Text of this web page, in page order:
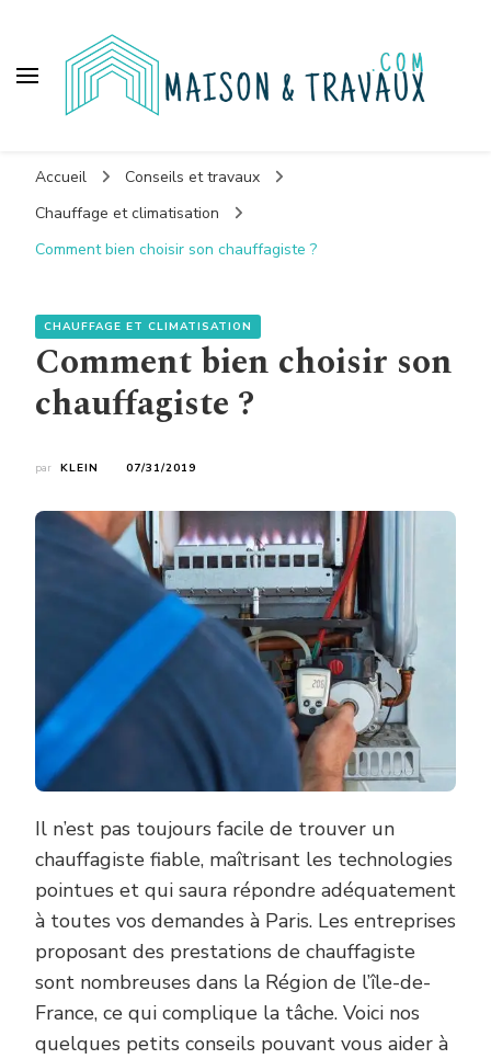
Accueil
Conseils et travaux
Chauffage et climatisation
Comment bien choisir son chauffagiste ?
CHAUFFAGE ET CLIMATISATION
Comment bien choisir son
chauffagiste ?
par KLEIN 07/31/2019
Il n’est pas toujours facile de trouver un
chauffagiste fiable, maîtrisant les technologies
pointues et qui saura répondre adéquatement
à toutes vos demandes à Paris. Les entreprises
proposant des prestations de chauffagiste
sont nombreuses dans la Région de l’île-de-
France, ce qui complique la tâche. Voici nos
quelques petits conseils pouvant vous aider à